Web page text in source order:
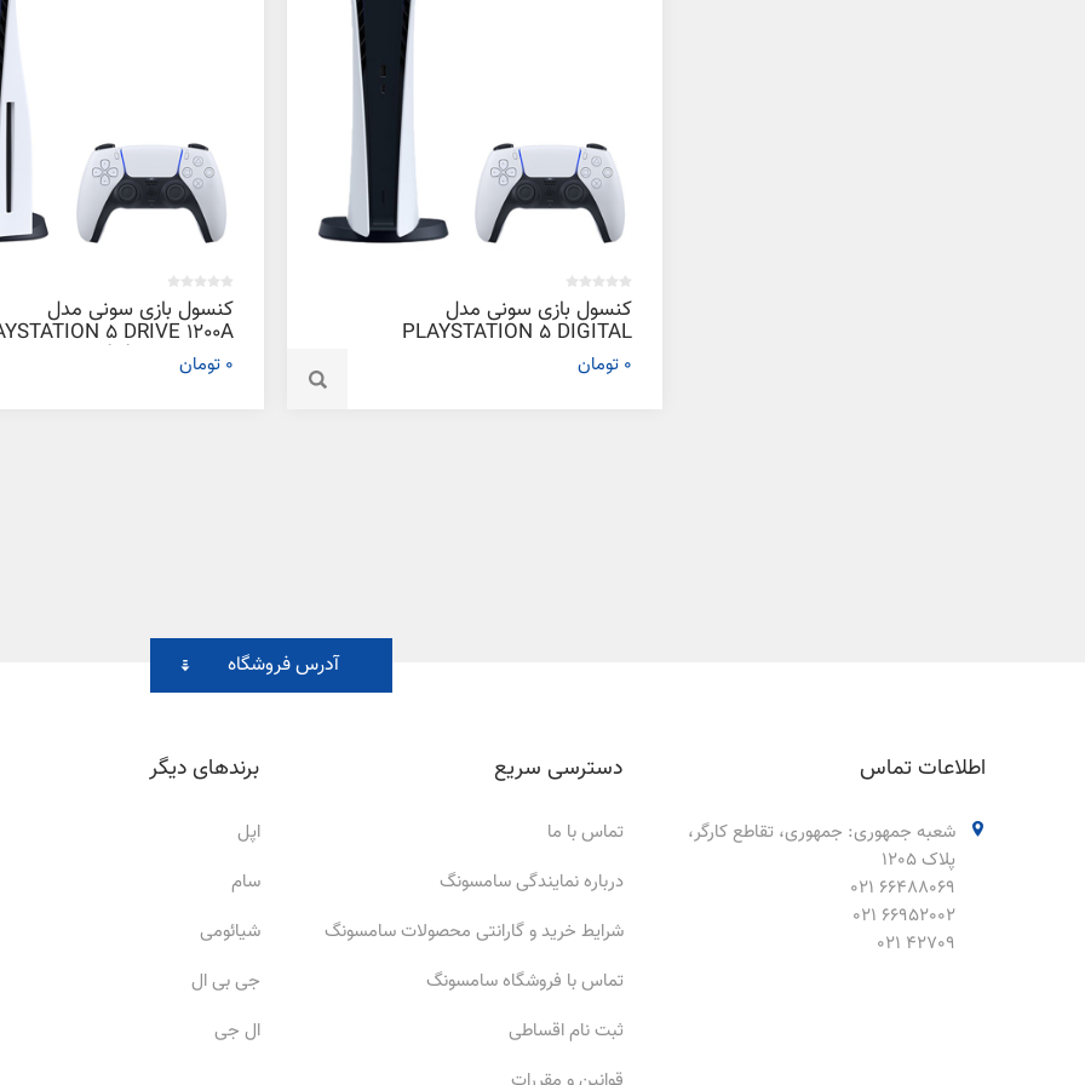
کنسول بازی سونی مدل
PLAYSTATION 5 DIGITAL
گیگابایت0 تومان
کنسول بازی سونی مدل
5 DRIVE 1200A
ظرفیت 825 گیگابایت
0 تومان
آدرس فروشگاه
اطلاعات تماس
شعبه جمهوری: جمهوری، تقاطع کارگر،
پلاک 1205
66488069 021
66952002 021
42709 021
دسترسی سریع
تماس با ما
درباره نمایندگی سامسونگ
شرایط خرید و گارانتی محصولات سامسونگ
تماس با فروشگاه سامسونگ
ثبت نام اقساطی
برندهای دیگر
اپل
سام
شیائومی
جی بی ال
ال جی